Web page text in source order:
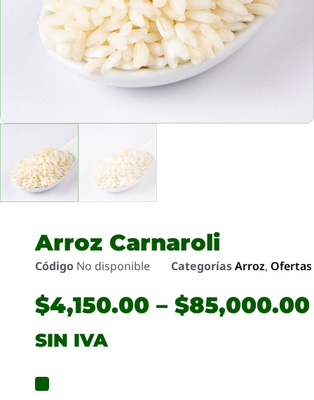
Arroz Carnaroli
Código No disponible CategoríasArroz, Ofertas
$4,150.00 – $85,000.00
SIN IVA